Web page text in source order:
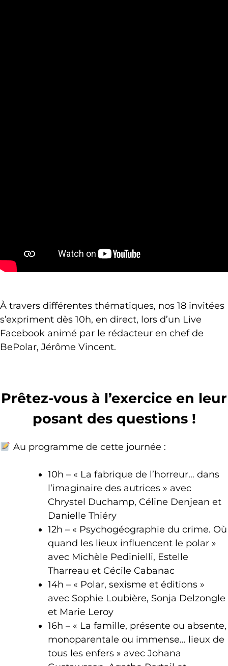
À travers différentes thématiques, nos 18 invitées
s’expriment dès 10h, en direct, lors d’un Live
Facebook animé par le rédacteur en chef de
BePolar, Jérôme Vincent.
Prêtez-vous à l’exercice en leur
posant des questions !
Au programme de cette journée :
10h – « La fabrique de l’horreur… dans
l’imaginaire des autrices » avec
Chrystel Duchamp, Céline Denjean et
Danielle Thiéry
12h – « Psychogéographie du crime. Où
quand les lieux influencent le polar »
avec Michèle Pedinielli, Estelle
Tharreau et Cécile Cabanac
14h – « Polar, sexisme et éditions »
avec Sophie Loubière, Sonja Delzongle
et Marie Leroy
16h – « La famille, présente ou absente,
monoparentale ou immense… lieux de
tous les enfers » avec Johana